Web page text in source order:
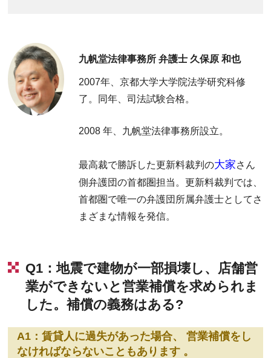
九帆堂法律事務所 弁護士 久保原 和也
2007年、京都大学大学院法学研究科修
了。同年、司法試験合格。
2008 年、九帆堂法律事務所設立。
最高裁で勝訴した更新料裁判の大家さん
側弁護団の首都圏担当。更新料裁判では、
首都圏で唯一の弁護団所属弁護士としてさ
まざまな情報を発信。
Q1：地震で建物が一部損壊し、店舗営
業ができないと営業補償を求められま
した。補償の義務はある?
A1：賃貸人に過失があった場合、 営業補償をし
なければならないこともあります 。